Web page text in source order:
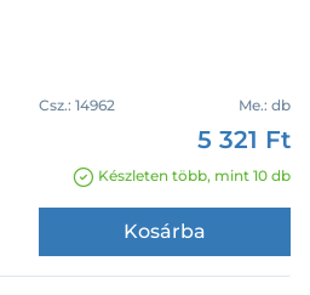
Csz.: 14962 Me.: db
5 321 Ft
Készleten több, mint 10 db
Kosárba